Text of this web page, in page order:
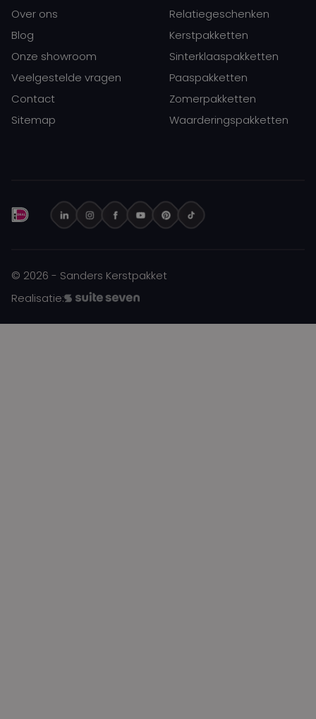
Over ons
Blog
Onze showroom
Veelgestelde vragen
Contact
Sitemap
Relatiegeschenken
Kerstpakketten
Sinterklaaspakketten
Paaspakketten
Zomerpakketten
Waarderingspakketten
© 2026 - Sanders Kerstpakket
Realisatie: